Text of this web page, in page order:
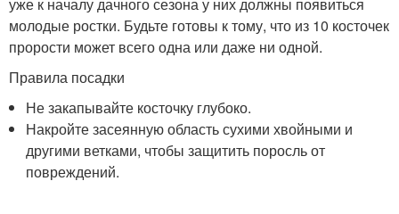
молодые ростки. Будьте готовы к тому, что из 10 косточек
прорости может всего одна или даже ни одной.
Правила посадки
Не закапывайте косточку глубоко.
Накройте засеянную область сухими хвойными и
другими ветками, чтобы защитить поросль от
повреждений.